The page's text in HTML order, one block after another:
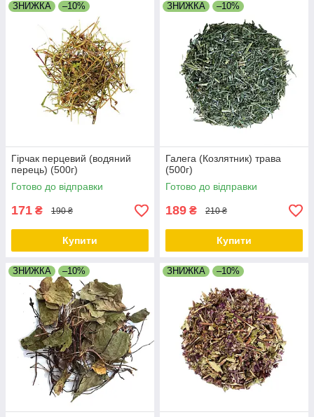
ЗНИЖКА –10%
Гірчак перцевий (водяний
перець) (500г)
Готово до відправки
171 ₴ 190 ₴
Купити
ЗНИЖКА –10%
Галега (Козлятник) трава
(500г)
Готово до відправки
189 ₴ 210 ₴
Купити
ЗНИЖКА –10% ЗНИЖКА –10%